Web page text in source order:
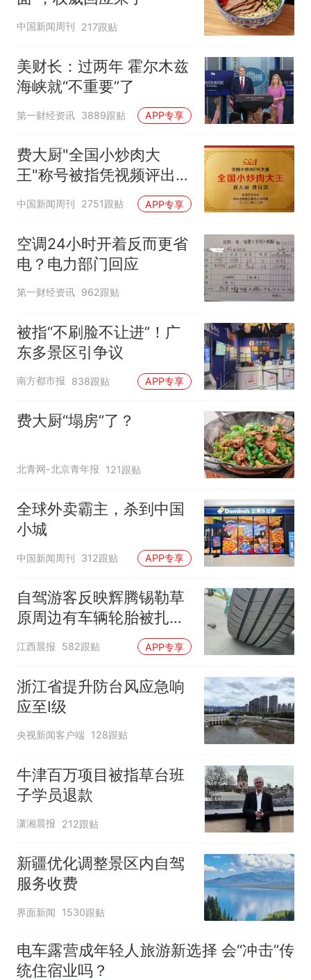
中国新闻周刊 217跟贴
美财长：过两年 霍尔木兹
海峡就“不重要”了
第一财经资讯 3889跟贴 APP专享
费大厨"全国小炒肉大
王"称号被指凭视频评出
官方回应
中国新闻周刊 2751跟贴 APP专享
空调24小时开着反而更省
电？电力部门回应
第一财经资讯 962跟贴
被指“不刷脸不让进”！广
东多景区引争议
南方都市报 838跟贴 APP专享
费大厨“塌房”了？
北青网-北京青年报 121跟贴
全球外卖霸主，杀到中国
小城
中国新闻周刊 312跟贴 APP专享
自驾游客反映辉腾锡勒草
原周边有车辆轮胎被扎，
修理店铺换胎价格高达千
元，官方发布情况通报
江西晨报 582跟贴 APP专享
浙江省提升防台风应急响
应至Ⅰ级
央视新闻客户端 128跟贴
牛津百万项目被指草台班
子学员退款
潇湘晨报 212跟贴
新疆优化调整景区内自驾
服务收费
界面新闻 1530跟贴
电车露营成年轻人旅游新选择 会“冲击”传
统住宿业吗？